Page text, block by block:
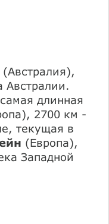
(Австралия),
Австралии.
длинная
2700 км -
текущая в
(Европа),
Западной